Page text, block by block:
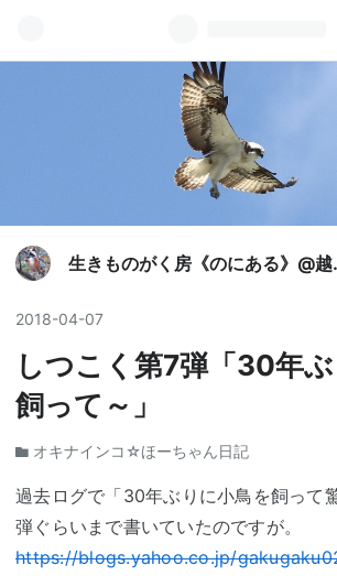
生きものがく房《のにある》@越
2018-04-07
しつこく第7弾「30年
飼って～」
オキナインコ☆ほーちゃん日記
過去ログで「30年ぶりに小鳥を飼って
弾ぐらいまで書いていたのですが。
https://blogs.yahoo.co.jp/